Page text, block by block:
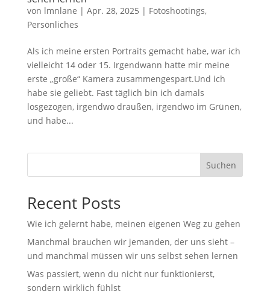
von lmnlane | Apr. 28, 2025 | Fotoshootings,
Persönliches
Als ich meine ersten Portraits gemacht habe, war ich
vielleicht 14 oder 15. Irgendwann hatte mir meine
erste „große“ Kamera zusammengespart.Und ich
habe sie geliebt. Fast täglich bin ich damals
losgezogen, irgendwo draußen, irgendwo im Grünen,
und habe...
Suchen
Recent Posts
Wie ich gelernt habe, meinen eigenen Weg zu gehen
Manchmal brauchen wir jemanden, der uns sieht –
und manchmal müssen wir uns selbst sehen lernen
Was passiert, wenn du nicht nur funktionierst,
sondern wirklich fühlst